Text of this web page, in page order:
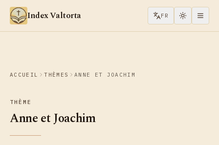
Aller au contenu
Index Valtorta FR
ACCUEIL THÈMES ANNE ET JOACHIM
THÈME
Anne et Joachim